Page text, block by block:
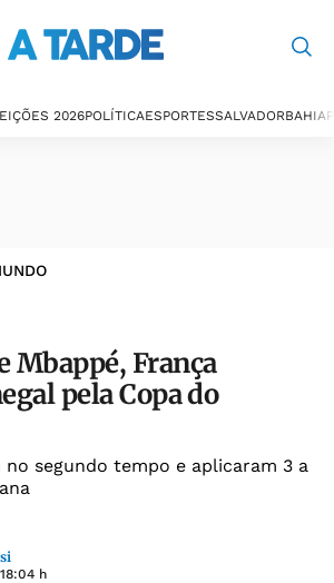
2026POLÍTICAESPORTESSALVADORBAHIA
Mbappé, França
pela Copa do
no segundo tempo e aplicaram 3 a
h